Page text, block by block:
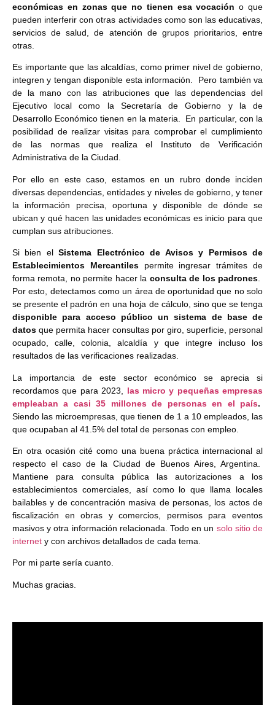
económicas en zonas que no tienen esa vocación o que
pueden interferir con otras actividades como son las educativas,
servicios de salud, de atención de grupos prioritarios, entre
otras.
Es importante que las alcaldías, como primer nivel de gobierno,
integren y tengan disponible esta información. Pero también va
de la mano con las atribuciones que las dependencias del
Ejecutivo local como la Secretaría de Gobierno y la de
Desarrollo Económico tienen en la materia. En particular, con la
posibilidad de realizar visitas para comprobar el cumplimiento
de las normas que realiza el Instituto de Verificación
Administrativa de la Ciudad.
Por ello en este caso, estamos en un rubro donde inciden
diversas dependencias, entidades y niveles de gobierno, y tener
la información precisa, oportuna y disponible de dónde se
ubican y qué hacen las unidades económicas es inicio para que
cumplan sus atribuciones.
Si bien elSistema Electrónico de Avisos y Permisos de
Establecimientos Mercantiles permite ingresar trámites de
forma remota, no permite hacer la consulta de los padrones.
Por esto, detectamos como un área de oportunidad que no solo
se presente el padrón en una hoja de cálculo, sino que se tenga
disponible para acceso público un sistema de base de
datos que permita hacer consultas por giro, superficie, personal
ocupado, calle, colonia, alcaldía y que integre incluso los
resultados de las verificaciones realizadas.
La importancia de este sector económico se aprecia si
recordamos que para 2023, las micro y pequeñas empresas
empleaban a casi 35 millones de personas en el país.
Siendo las microempresas, que tienen de 1 a 10 empleados, las
que ocupaban al 41.5% del total de personas con empleo.
En otra ocasión cité como una buena práctica internacional al
respecto el caso de la Ciudad de Buenos Aires, Argentina.
Mantiene para consulta pública las autorizaciones a los
establecimientos comerciales, así como lo que llama locales
bailables y de concentración masiva de personas, los actos de
fiscalización en obras y comercios, permisos para eventos
masivos y otra información relacionada. Todo en un solo sitio de
internet y con archivos detallados de cada tema.
Por mi parte sería cuanto.
Muchas gracias.